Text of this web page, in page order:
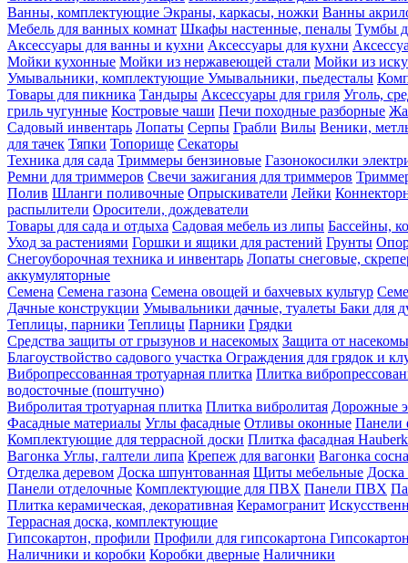
Ванны, комплектующие Экраны, каркасы, ножки Ванны
Мебель для ванных комнат Шкафы настенные, пеналы Тумбы
Аксессуары для ванны и кухни Аксессуары для кухни
Мойки кухонные Мойки из нержавеющей стали Мойки из
Умывальники, комплектующие Умывальники, пьедесталы
Товары для пикника Тандыры Аксессуары для гриля Уголь,
гриль чугунные Костровые чаши Печи походные разборные
Садовый инвентарь Лопаты Серпы Грабли Вилы Веники,
для тачек Тяпки Топорище Секаторы
Техника для сада Триммеры бензиновые Газонокосилки
Ремни для триммеров Свечи зажигания для триммеров
Полив Шланги поливочные Опрыскиватели Лейки
распылители Оросители, дождеватели
Товары для сада и отдыха Садовая мебель из липы Бассейны,
Уход за растениями Горшки и ящики для растений Грунты
Снегоуборочная техника и инвентарь Лопаты снеговые,
аккумуляторные
Семена Семена газона Семена овощей и бахчевых культур
Дачные конструкции Умывальники дачные, туалеты Баки для
Теплицы, парники Теплицы Парники Грядки
Средства защиты от грызунов и насекомых Защита от
Благоуствойство садового участка Ограждения для грядок и
Вибропрессованная тротуарная плитка Плитка
водосточные (поштучно)
Вибролитая тротуарная плитка Плитка вибролитая Дорожные
Фасадные материалы Углы фасадные Отливы оконные Панели
Комплектующие для террасной доски Плитка фасадная Hauberk
Вагонка Углы, галтели липа Крепеж для вагонки Вагонка сосна
Отделка деревом Доска шпунтованная Щиты мебельные Доска
Панели отделочные Комплектующие для ПВХ Панели ПВХ
Плитка керамическая, декоративная Керамогранит
Террасная доска, комплектующие
Гипсокартон, профили Профили для гипсокартона
Наличники и коробки Коробки дверные Наличники